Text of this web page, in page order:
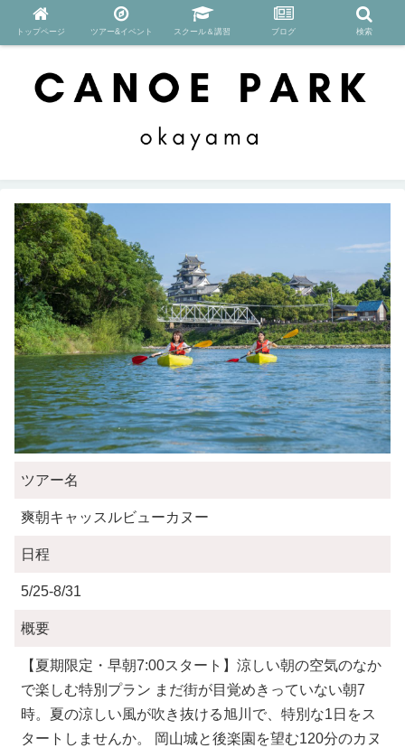
ツアー名
爽朝キャッスルビューカヌー
日程
5/25-8/31
概要
【夏期限定・早朝7:00スタート】涼しい朝の空気のなか
で楽しむ特別プラン まだ街が目覚めきっていない朝7
時。夏の涼しい風が吹き抜ける旭川で、特別な1日をス
タートしませんか。 岡山城と後楽園を望む120分のカヌ
トップページ ツアー&イベント スクール＆講習 ブログ 検索